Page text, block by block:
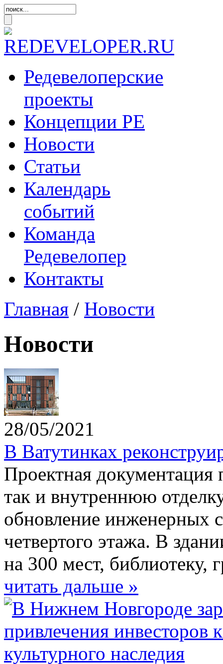
Редевелоперские
проекты
Концепции РЕ
Новости
Статьи
Календарь
событий
Команда
Редевелопер
Контакты
Главная / Новости
Новости
28/05/2021
В Ватутинках
Проектная
так и внутреннюю
обновление инженерных
четвертого этажа. В
на 300 мест,
читать дальше »